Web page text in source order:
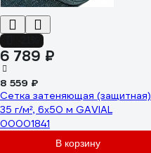
6 789 ₽
8 559 ₽
Сетка затеняющая (защитная)
35 г/м², 6x50 м GAVIAL
00001841
В корзину